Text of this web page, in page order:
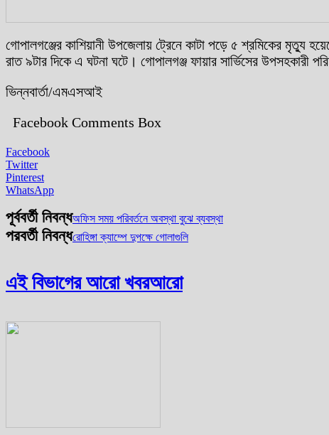
গোপালগঞ্জের কাশিয়ানী উপজেলায় ট্রেনে কাটা পড়ে ৫ শ্রমিকের মৃত্যু
রাত ৯টার দিকে এ ঘটনা ঘটে। গোপালগঞ্জ ফায়ার সার্ভিসের উপসহকারী
ভিন্নবার্তা/এমএসআই
Facebook Comments Box
Facebook
Twitter
Pinterest
WhatsApp
পূর্ববর্তী নিবন্ধঅফিস সময় পরিবর্তনে অবস্থা বুঝে ব্যবস্থা
পরবর্তী নিবন্ধরোহিঙ্গা ক্যাম্পে দুপক্ষে গোলাগুলি
এই বিভাগের আরো খবরআরো